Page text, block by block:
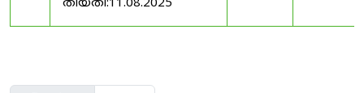
തീയതി:11.08.2025